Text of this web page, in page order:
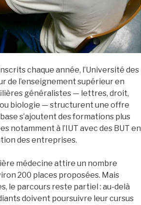
chaque année, l’Université des
de l’enseignement supérieur en
généralistes — lettres, droit,
biologie — structurent une offre
s’ajoutent des formations plus
notamment à l’IUT avec des BUT en
des entreprises.
médecine attire un nombre
200 places proposées. Mais
le parcours reste partiel : au-delà
doivent poursuivre leur cursus